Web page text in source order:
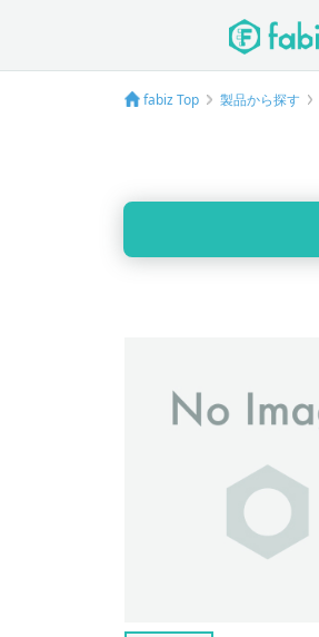
fabiz Top 製品から探す